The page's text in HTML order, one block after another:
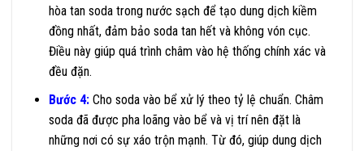
hòa tan soda trong nước sạch để tạo dung dịch kiềm
đồng nhất, đảm bảo soda tan hết và không vón cục.
Điều này giúp quá trình châm vào hệ thống chính xác và
đều đặn.
Bước 4:Cho soda vào bể xử lý theo tỷ lệ chuẩn. Châm
soda đã được pha loãng vào bể và vị trí nên đặt là
những nơi có sự xáo trộn mạnh. Từ đó, giúp dung dịch